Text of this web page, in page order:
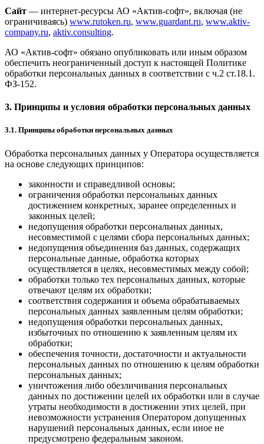
Сайт — интернет-ресурсы АО «Актив-софт», включая (не
ограничиваясь) www.rutoken.ru, www.guardant.ru, www.aktiv-
company.ru, aktiv.consulting.
АО «Актив-софт» обязано опубликовать или иным образом
обеспечить неограниченный доступ к настоящей Политике
обработки персональных данных в соответствии с ч.2 ст.18.1.
ФЗ-152.
3. Принципы и условия обработки персональных данных
3.1. Принципы обработки персональных данных
Обработка персональных данных у Оператора осуществляется
на основе следующих принципов:
законности и справедливой основы;
ограничения обработки персональных данных
достижением конкретных, заранее определенных и
законных целей;
недопущения обработки персональных данных,
несовместимой с целями сбора персональных данных;
недопущения объединения баз данных, содержащих
персональные данные, обработка которых
осуществляется в целях, несовместимых между собой;
обработки только тех персональных данных, которые
отвечают целям их обработки;
соответствия содержания и объема обрабатываемых
персональных данных заявленным целям обработки;
недопущения обработки персональных данных,
избыточных по отношению к заявленным целям их
обработки;
обеспечения точности, достаточности и актуальности
персональных данных по отношению к целям обработки
персональных данных;
уничтожения либо обезличивания персональных
данных по достижении целей их обработки или в случае
утраты необходимости в достижении этих целей, при
невозможности устранения Оператором допущенных
нарушений персональных данных, если иное не
предусмотрено федеральным законом.